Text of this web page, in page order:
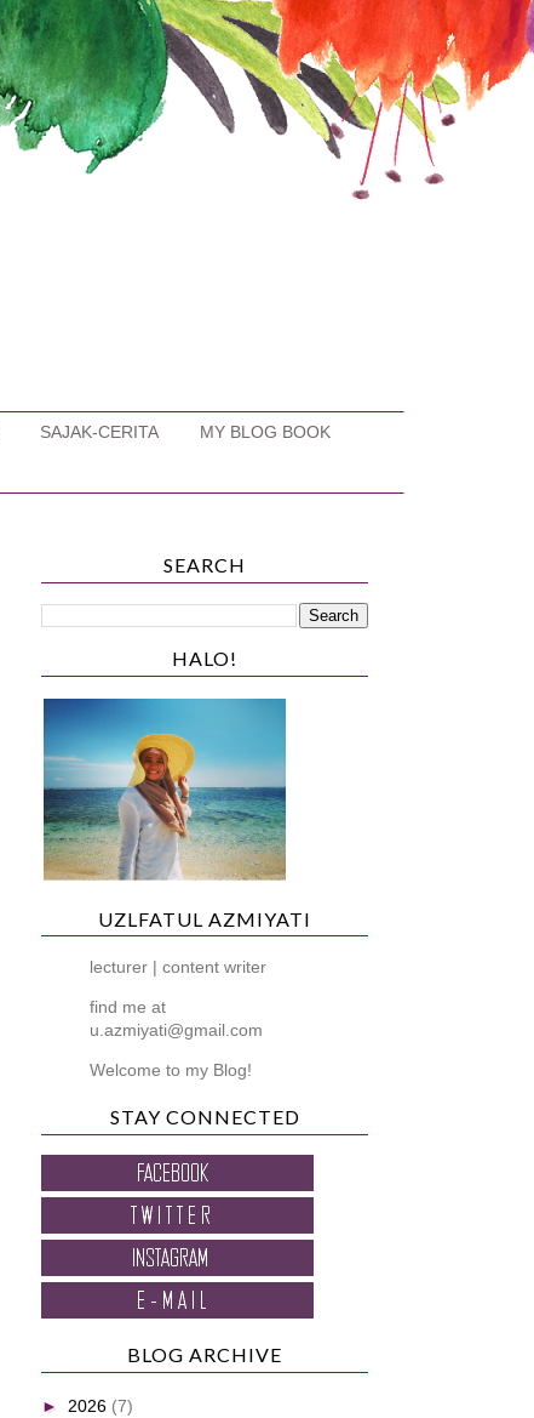
SAJAK-CERITA MY BLOG BOOK
SEARCH
HALO!
UZLFATUL AZMIYATI
lecturer | content writer
find me at
u.azmiyati@gmail.com
Welcome to my Blog!
STAY CONNECTED
BLOG ARCHIVE
► 2026 (7)